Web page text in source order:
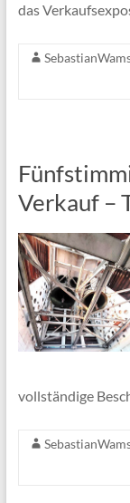
das
Verkauf –
vollständige